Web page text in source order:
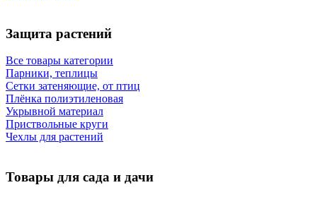
Защита растений
Все товары категории
Парники, теплицы
Сетки затеняющие, от птиц
Плёнка полиэтиленовая
Укрывной материал
Приствольные круги
Чехлы для растений
Товары для сада и дачи